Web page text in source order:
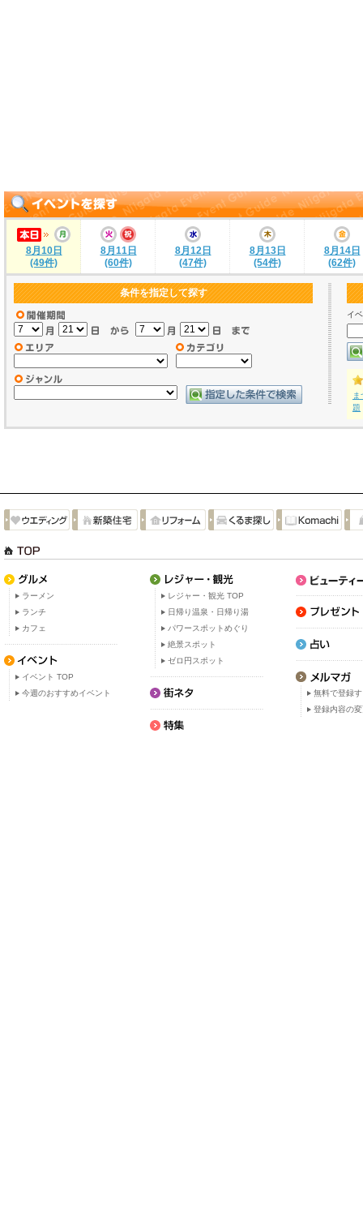
8月10日
(49件)
8月11日
(60件)
8月12日
(47件)
8月13日
(54件)
8月14日
(62件)
条件を指定して探す
イ
ま
題
ラーメン
ランチ
カフェ
イベント TOP
今週のおすすめイベント
レジャー・観光 TOP
日帰り温泉・日帰り湯
パワースポットめぐり
絶景スポット
ゼロ円スポット
無料で登録
登録内容の